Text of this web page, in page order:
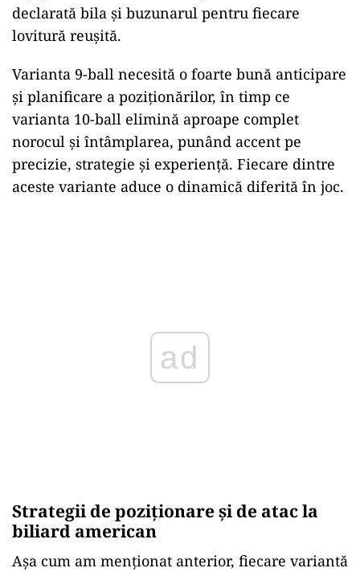
declarată bila și buzunarul pentru fiecare
lovitură reușită.
Varianta 9-ball necesită o foarte bună anticipare
și planificare a poziționărilor, în timp ce
varianta 10-ball elimină aproape complet
norocul și întâmplarea, punând accent pe
precizie, strategie și experiență. Fiecare dintre
aceste variante aduce o dinamică diferită în joc.
ad
Strategii de poziționare și de atac la
biliard american
Așa cum am menționat anterior, fiecare variantă